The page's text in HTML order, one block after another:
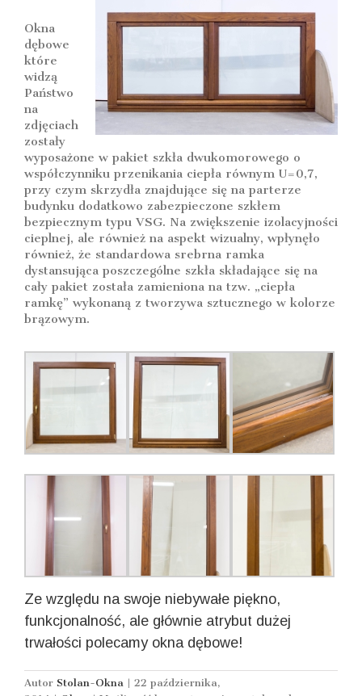
Okna
dębowe
które
widzą
Państwo
na
zdjęciach
zostały
wyposażone w pakiet szkła dwukomorowego o
współczynniku przenikania ciepła równym U=0,7,
przy czym skrzydła znajdujące się na parterze
budynku dodatkowo zabezpieczone szkłem
bezpiecznym typu VSG. Na zwiększenie izolacyjności
cieplnej, ale również na aspekt wizualny, wpłynęło
również, że standardowa srebrna ramka
dystansująca poszczególne szkła składające się na
cały pakiet została zamieniona na tzw. „ciepła
ramkę” wykonaną z tworzywa sztucznego w kolorze
brązowym.
Ze względu na swoje niebywałe piękno,
funkcjonalność, ale głównie atrybut dużej
trwałości polecamy okna dębowe!
Autor Stolan-Okna | 22 października,